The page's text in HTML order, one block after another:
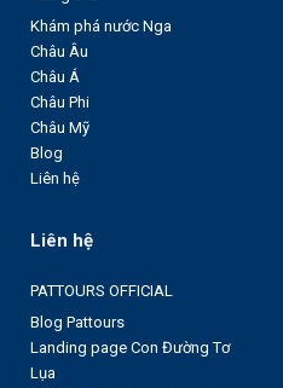
Khám phá nước Nga
Châu Âu
Châu Á
Châu Phi
Châu Mỹ
Blog
Liên hệ
Liên hệ
PATTOURS OFFICIAL
Blog Pattours
Landing page Con Đường Tơ
Lụa